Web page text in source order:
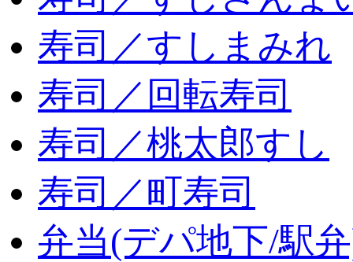
寿司／すしまみれ
寿司／回転寿司
寿司／桃太郎すし
寿司／町寿司
弁当(デパ地下/駅